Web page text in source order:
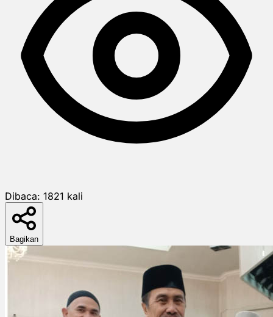
Dibaca: 1821 kali
Bagikan